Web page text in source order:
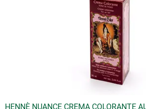
HENNÈ NUANCE CREMA COLORANTE